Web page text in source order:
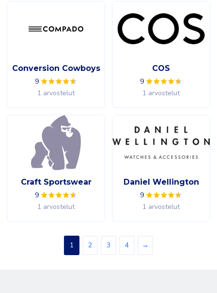
Conversion Cowboys
9
1 arvostelut
COS
9
1 arvostelut
Craft Sportswear
9
1 arvostelut
Daniel Wellington
9
1 arvostelut
1 2 3 4 →